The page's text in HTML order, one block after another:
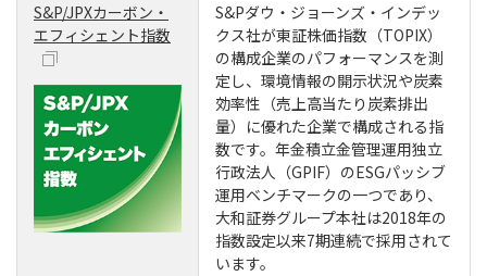
S&P/JPXカーボン・
エフィシェント指数
S&Pダウ・ジョーンズ・インデッ
クス社が東証株価指数（TOPIX）
の構成企業のパフォーマンスを測
定し、環境情報の開示状況や炭素
効率性（売上高当たり炭素排出
量）に優れた企業で構成される指
数です。年金積立金管理運用独立
行政法人（GPIF）のESGパッシブ
運用ベンチマークの一つであり、
大和証券グループ本社は2018年の
指数設定以来7期連続で採用されて
います。